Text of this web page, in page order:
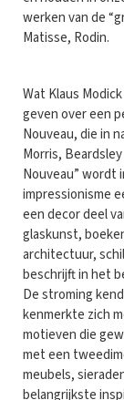
werken van de
Matisse, Rodin.
Wat Klaus
geven over een
Nouveau, die in
Morris,
Nouveau” wordt
impressionisme
een decor deel
glaskunst,
architectuur,
beschrijft in het
De stroming
kenmerkte zich
motieven die
met een
meubels,
belangrijkste